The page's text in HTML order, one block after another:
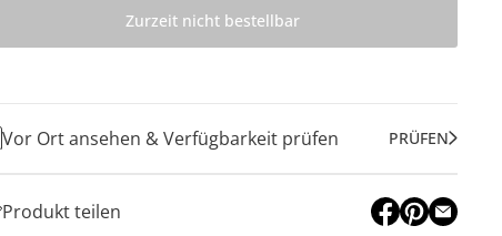
Zurzeit nicht bestellbar
Vor Ort ansehen & Verfügbarkeit prüfen PRÜFEN
Produkt teilen